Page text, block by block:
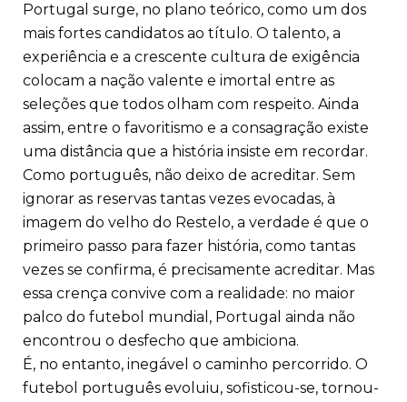
Portugal surge, no plano teórico, como um dos
mais fortes candidatos ao título. O talento, a
experiência e a crescente cultura de exigência
colocam a nação valente e imortal entre as
seleções que todos olham com respeito. Ainda
assim, entre o favoritismo e a consagração existe
uma distância que a história insiste em recordar.
Como português, não deixo de acreditar. Sem
ignorar as reservas tantas vezes evocadas, à
imagem do velho do Restelo, a verdade é que o
primeiro passo para fazer história, como tantas
vezes se confirma, é precisamente acreditar. Mas
essa crença convive com a realidade: no maior
palco do futebol mundial, Portugal ainda não
encontrou o desfecho que ambiciona.
É, no entanto, inegável o caminho percorrido. O
futebol português evoluiu, sofisticou-se, tornou-